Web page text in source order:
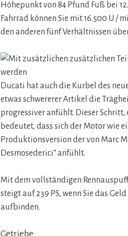
Höhepunkt von 84 Pfund Fuß bei
Fahrrad können Sie mit 16.500 U /
den anderen fünf Verhältnissen
Ducati hat auch die Kurbel des
etwas schwererer Artikel die
progressiver anfühlt. Dieser
bedeutet, dass sich der Motor wie
Produktionsversion der von Marc
Desmosederici“ anfühlt.
Mit dem vollständigen
steigt auf 239 PS, wenn Sie das
aufbinden.
Getriebe